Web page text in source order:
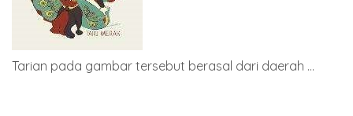
Tarian pada gambar tersebut berasal dari daerah ...